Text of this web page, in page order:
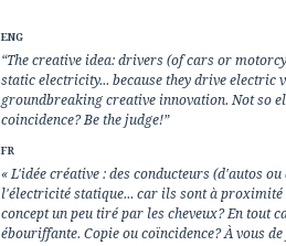
ENG
“The creative idea: drivers (of cars or
static electricity... because they drive electric
groundbreaking creative innovation. Not so
coincidence? Be the judge!”
FR
« L'idée créative : des conducteurs (d'autos
l'électricité statique... car ils sont à proximité
concept un peu tiré par les cheveux? En tout
ébouriffante. Copie ou coïncidence? À vous